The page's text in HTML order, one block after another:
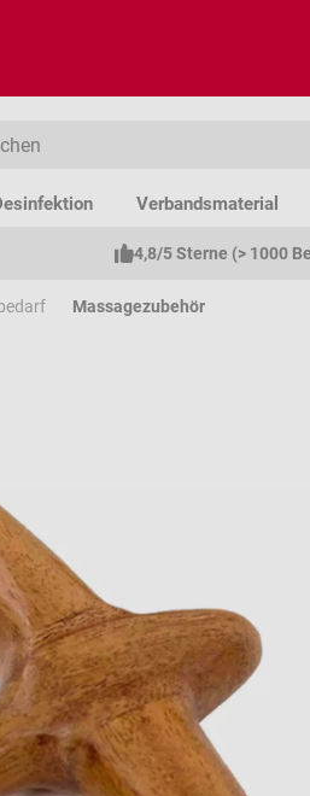
Verbandsmaterial
4,8/5 Sterne (> 1000
Massagezubehör